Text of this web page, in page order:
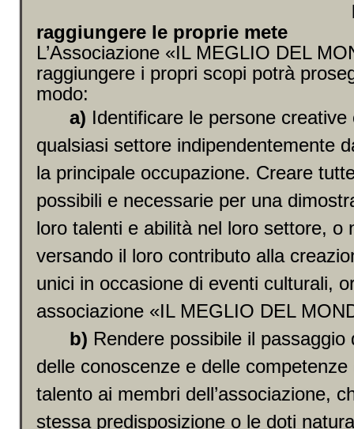
raggiungere le proprie mete
L’Associazione «IL MEGLIO DEL
raggiungere i propri scopi potrà
modo:
a) Identificare le persone creative
qualsiasi settore indipendentemente
la principale occupazione. Creare
possibili e necessarie per una
loro talenti e abilità nel loro settore, o
versando il loro contributo alla
unici in occasione di eventi culturali,
associazione «IL MEGLIO DEL
b) Rendere possibile il passaggio
delle conoscenze e delle
talento ai membri dell’associazione,
stessa predisposizione o le doti